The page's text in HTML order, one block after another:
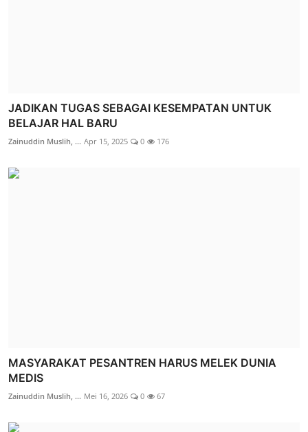
JADIKAN TUGAS SEBAGAI KESEMPATAN UNTUK
BELAJAR HAL BARU
Zainuddin Muslih, ... Apr 15, 2025 0 176
MASYARAKAT PESANTREN HARUS MELEK DUNIA
MEDIS
Zainuddin Muslih, ... Mei 16, 2026 0 67